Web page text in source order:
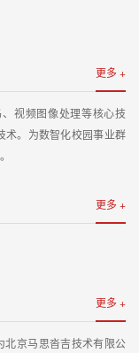
更多 +
视频图像处理等核心技
术。为数智化校园事业群
更多 +
更多 +
北京马思沓吉技术有限公